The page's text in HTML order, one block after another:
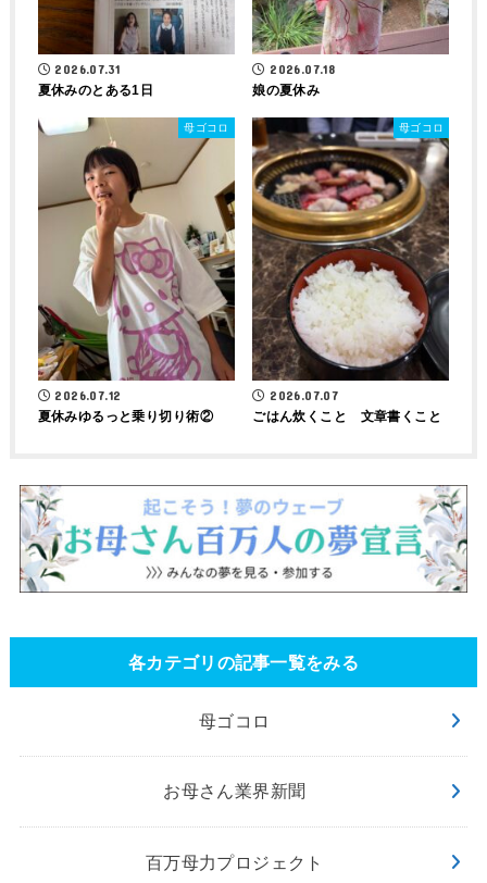
2026.07.31
夏休みのとある1日
2026.07.18
娘の夏休み
母ゴコロ
2026.07.12
夏休みゆるっと乗り切り術②
母ゴコロ
2026.07.07
ごはん炊くこと 文章書くこと
各カテゴリの記事一覧をみる
母ゴコロ
お母さん業界新聞
百万母力プロジェクト